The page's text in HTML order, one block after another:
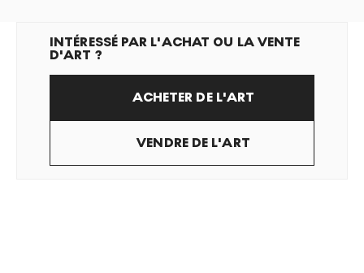
INTÉRESSÉ PAR L'ACHAT OU LA VENTE
D'ART ?
ACHETER DE L'ART
VENDRE DE L'ART